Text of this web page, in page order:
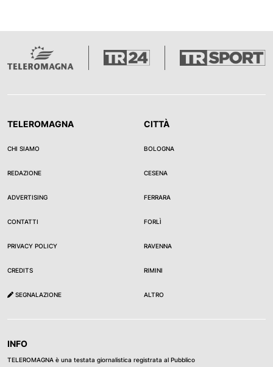
TELEROMAGNA
CHI SIAMO
REDAZIONE
ADVERTISING
CONTATTI
PRIVACY POLICY
CREDITS
SEGNALAZIONE
CITTÀ
BOLOGNA
CESENA
FERRARA
FORLÌ
RAVENNA
RIMINI
ALTRO
INFO
TELEROMAGNA è una testata giornalistica registrata al Pubblico